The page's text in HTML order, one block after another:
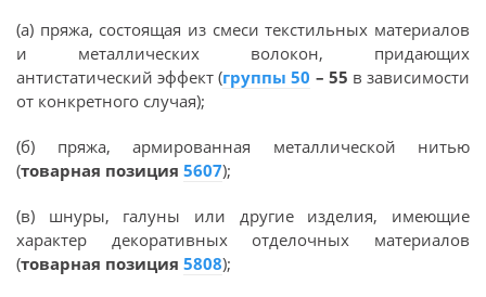
(а) пряжа, состоящая из смеси текстильных материалов
и металлических волокон, придающих
антистатический эффект (группы 50 – 55 в зависимости
от конкретного случая);
(б) пряжа, армированная металлической нитью
(товарная позиция 5607);
(в) шнуры, галуны или другие изделия, имеющие
характер декоративных отделочных материалов
(товарная позиция 5808);